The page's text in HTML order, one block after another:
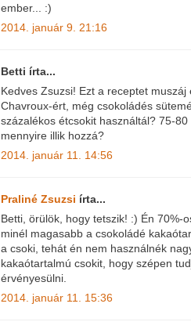
ember... :)
2014. január 9. 21:16
Betti írta...
Kedves Zsuzsi! Ezt a receptet
Chavroux-ért, még csokoládés
százalékos étcsokit használtál? 75-
mennyire illik hozzá?
2014. január 11. 14:56
Praliné Zsuzsi írta...
Betti, örülök, hogy tetszik! :) Én 70%-
minél magasabb a csokoládé
a csoki, tehát én nem használnék
kakaótartalmú csokit, hogy szépen
érvényesülni.
2014. január 11. 15:36